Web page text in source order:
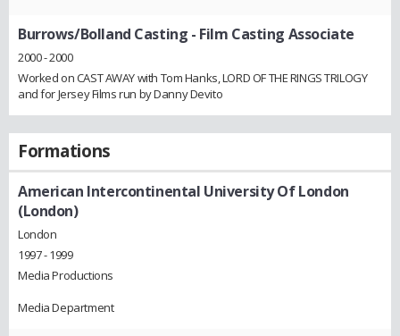
Burrows/Bolland Casting - Film Casting Associate
2000 - 2000
Worked on CAST AWAY with Tom Hanks, LORD OF THE RINGS TRILOGY
and for Jersey Films run by Danny Devito
Formations
American Intercontinental University Of London
(London)
London
1997 - 1999
Media Productions
Media Department